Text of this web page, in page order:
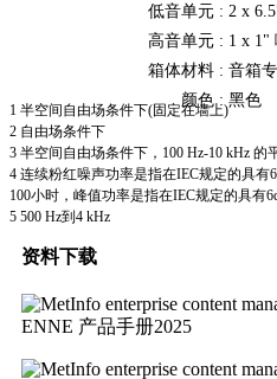
低音单元 : 2 x
高音单元 : 1 x 1"
箱体材料 : 音箱
颜色 : 黑色
1 半空间自由场条件下(固定在墙上)
2 自由场条件下
3 半空间自由场条件下，100 Hz-10 kHz 的
4 连续粉红噪声功率是指在IEC规定的具
100小时，峰值功率是指在IEC规定的具有
5 500 Hz到4 kHz
资料下载
ENNE 产品手册2025